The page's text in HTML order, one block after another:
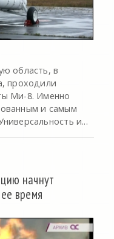
область, в
проходили
Ми-8. Именно
и самым
и...
начнут
время